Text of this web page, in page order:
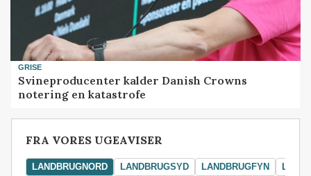
GRISE
Svineproducenter kalder Danish Crowns
notering en katastrofe
FRA VORES UGEAVISER
LANDBRUGNORD LANDBRUGSYD LANDBRUGFYN